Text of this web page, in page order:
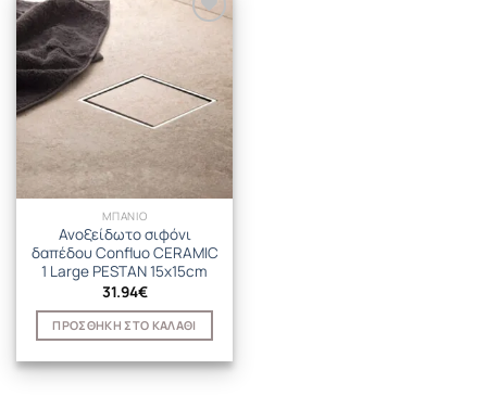
ΜΠΑΝΙΟ
Ανοξείδωτο σιφόνι
δαπέδου Confluo CERAMIC
1 Large PESTAN 15x15cm
31.94€
ΠΡΟΣΘΉΚΗ ΣΤΟ ΚΑΛΆΘΙ